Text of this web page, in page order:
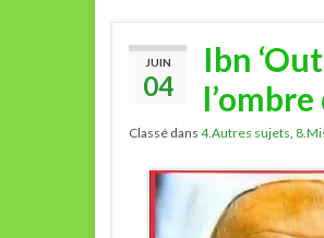
JUIN
04
Ibn
Classé dans 4.Autres sujets